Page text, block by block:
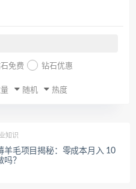
免费 钻石优惠
随机 热度
知识
羊毛项目揭秘：零成本月入 10
吗？